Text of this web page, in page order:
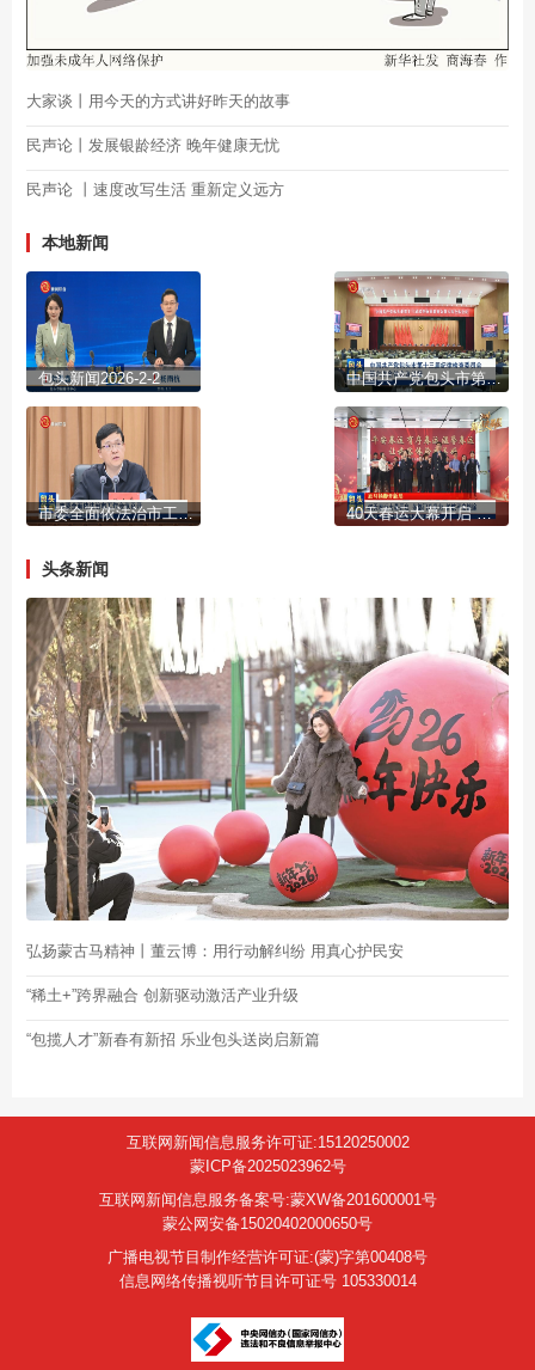
大家谈丨用今天的方式讲好昨天的故事
民声论丨发展银龄经济 晚年健康无忧
民声论 丨速度改写生活 重新定义远方
本地新闻
包头新闻2026-2-2 中国共产党包头市第十三届纪律检查委员会第六次全体会议公报
市委全面依法治市工作会议召开 40天春运大幕开启 多部门齐发力 护航平安旅途
头条新闻
弘扬蒙古马精神丨董云博：用行动解纠纷 用真心护民安
“稀土+”跨界融合 创新驱动激活产业升级
“包揽人才”新春有新招 乐业包头送岗启新篇
互联网新闻信息服务许可证:15120250002
蒙ICP备2025023962号
互联网新闻信息服务备案号:蒙XW备201600001号
蒙公网安备15020402000650号
广播电视节目制作经营许可证:(蒙)字第00408号
信息网络传播视听节目许可证号 105330014